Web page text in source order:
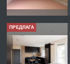
ПРЕДЛАГА